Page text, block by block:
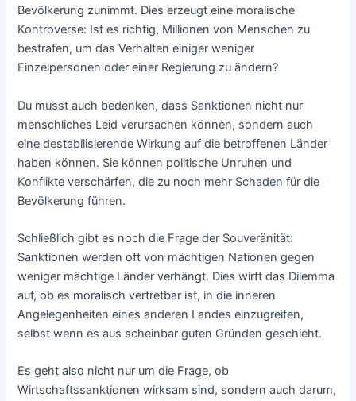
Bevölkerung zunimmt. Dies erzeugt eine moralische
Kontroverse: Ist es richtig, Millionen von Menschen zu
bestrafen, um das Verhalten einiger weniger
Einzelpersonen oder einer Regierung zu ändern?
Du musst auch bedenken, dass Sanktionen nicht nur
menschliches Leid verursachen können, sondern auch
eine destabilisierende Wirkung auf die betroffenen Länder
haben können. Sie können politische Unruhen und
Konflikte verschärfen, die zu noch mehr Schaden für die
Bevölkerung führen.
Schließlich gibt es noch die Frage der Souveränität:
Sanktionen werden oft von mächtigen Nationen gegen
weniger mächtige Länder verhängt. Dies wirft das Dilemma
auf, ob es moralisch vertretbar ist, in die inneren
Angelegenheiten eines anderen Landes einzugreifen,
selbst wenn es aus scheinbar guten Gründen geschieht.
Es geht also nicht nur um die Frage, ob
Wirtschaftssanktionen wirksam sind, sondern auch darum,